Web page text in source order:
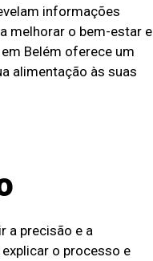
informações
melhorar o bem-estar e
Belém oferece um
alimentação às suas
a precisão e a
o processo e